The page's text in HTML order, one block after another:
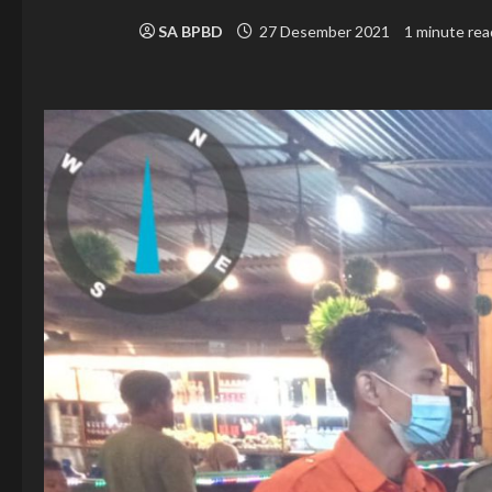
SA BPBD 27 Desember 2021 1 minute